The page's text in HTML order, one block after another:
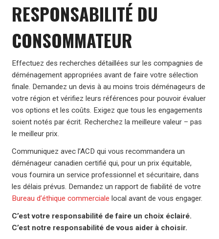
RESPONSABILITÉ DU
CONSOMMATEUR
Effectuez des recherches détaillées sur les compagnies de
déménagement appropriées avant de faire votre sélection
finale. Demandez un devis à au moins trois déménageurs de
votre région et vérifiez leurs références pour pouvoir évaluer
vos options et les coûts. Exigez que tous les engagements
soient notés par écrit. Recherchez la meilleure valeur – pas
le meilleur prix.
Communiquez avec l’ACD qui vous recommandera un
déménageur canadien certifié qui, pour un prix équitable,
vous fournira un service professionnel et sécuritaire, dans
les délais prévus. Demandez un rapport de fiabilité de votre
Bureau d’éthique commerciale local avant de vous engager.
C’est votre responsabilité de faire un choix éclairé.
C’est notre responsabilité de vous aider à choisir.